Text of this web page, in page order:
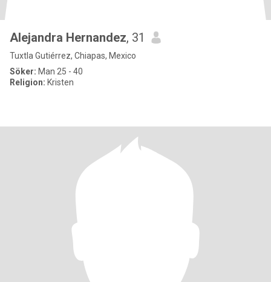
Alejandra Hernandez, 31
Tuxtla Gutiérrez, Chiapas, Mexico
Söker: Man 25 - 40
Religion: Kristen